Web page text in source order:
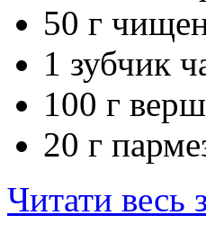
50 г
1 зубчик
100 г
20 г
Читати весь